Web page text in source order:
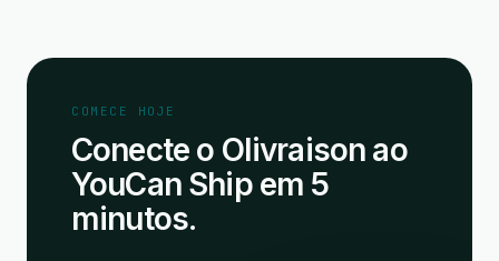
COMECE HOJE
Conecte o Olivraison ao
YouCan Ship em 5
minutos.